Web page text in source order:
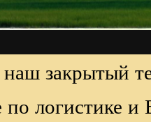
закрытый
логистике